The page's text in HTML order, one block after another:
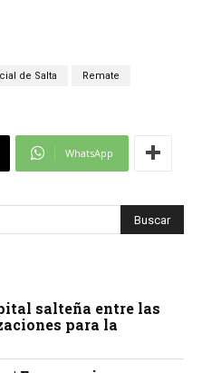
de Salta Remate
WhatsApp
salteña entre las
para la